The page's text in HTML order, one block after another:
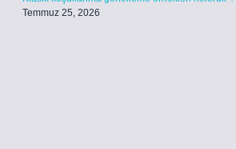
Temmuz 25, 2026